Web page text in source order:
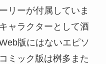
リーが付属していま
ャラクターとして酒
版にはないエピソ
ミック版は桝多また